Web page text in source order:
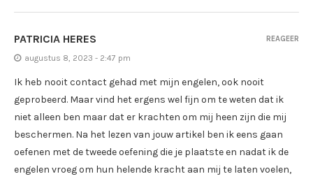
PATRICIA HERES
augustus 8, 2023 - 2:47 pm
Ik heb nooit contact gehad met mijn engelen, ook nooit
geprobeerd. Maar vind het ergens wel fijn om te weten dat ik
niet alleen ben maar dat er krachten om mij heen zijn die mij
beschermen. Na het lezen van jouw artikel ben ik eens gaan
oefenen met de tweede oefening die je plaatste en nadat ik de
engelen vroeg om hun helende kracht aan mij te laten voelen,
REAGEER